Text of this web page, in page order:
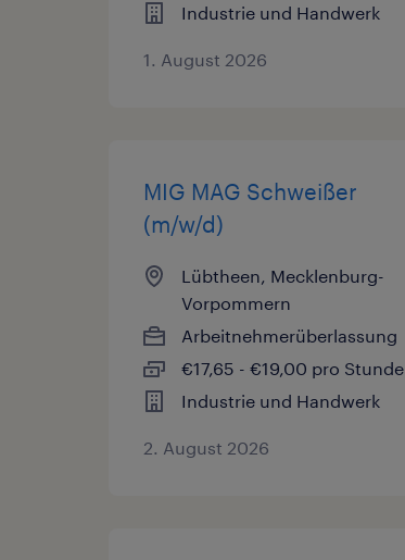
Industrie und Handwerk
1. August 2026
MIG MAG Schweißer
(m/w/d)
Lübtheen, Mecklenburg-
Vorpommern
Arbeitnehmerüberlassung
€17,65 - €19,00 pro Stunde
Industrie und Handwerk
2. August 2026